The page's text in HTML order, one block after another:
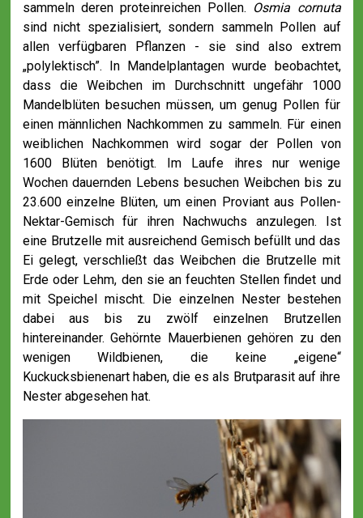
sammeln deren proteinreichen Pollen. Osmia cornuta
sind nicht spezialisiert, sondern sammeln Pollen auf
allen verfügbaren Pflanzen - sie sind also extrem
„polylektisch”. In Mandelplantagen wurde beobachtet,
dass die Weibchen im Durchschnitt ungefähr 1000
Mandelblüten besuchen müssen, um genug Pollen für
einen männlichen Nachkommen zu sammeln. Für einen
weiblichen Nachkommen wird sogar der Pollen von
1600 Blüten benötigt. Im Laufe ihres nur wenige
Wochen dauernden Lebens besuchen Weibchen bis zu
23.600 einzelne Blüten, um einen Proviant aus Pollen-
Nektar-Gemisch für ihren Nachwuchs anzulegen. Ist
eine Brutzelle mit ausreichend Gemisch befüllt und das
Ei gelegt, verschließt das Weibchen die Brutzelle mit
Erde oder Lehm, den sie an feuchten Stellen findet und
mit Speichel mischt. Die einzelnen Nester bestehen
dabei aus bis zu zwölf einzelnen Brutzellen
hintereinander. Gehörnte Mauerbienen gehören zu den
wenigen Wildbienen, die keine „eigene“
Kuckucksbienenart haben, die es als Brutparasit auf ihre
Nester abgesehen hat.